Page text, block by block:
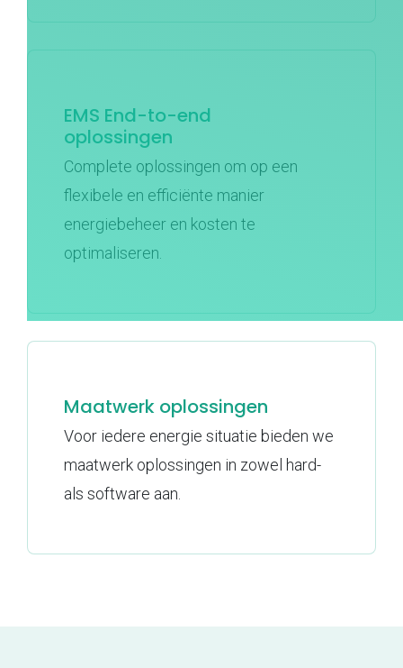
EMS End-to-end
oplossingen
Complete oplossingen om op een
flexibele en efficiënte manier
energiebeheer en kosten te
optimaliseren.
Maatwerk oplossingen
Voor iedere energie situatie bieden we
maatwerk oplossingen in zowel hard-
als software aan.